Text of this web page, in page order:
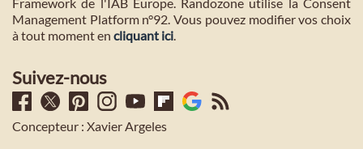
Management Platform n°92. Vous pouvez modifier vos choix
à tout moment en cliquant ici
Suivez-nous
Concepteur : Xavier Argeles